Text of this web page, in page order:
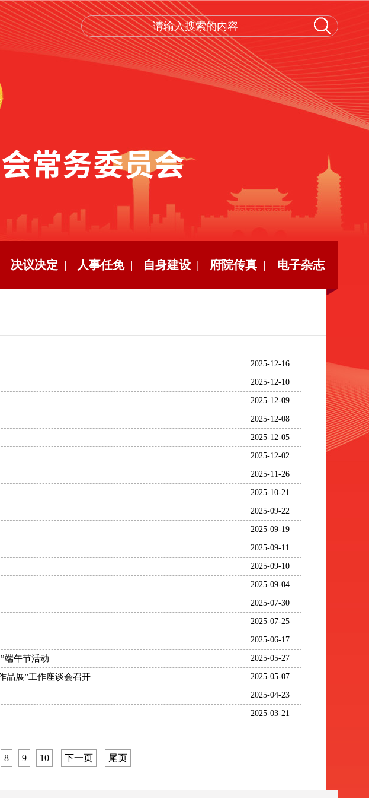
决议决定 | 人事任免 | 自身建设 | 府院传真 | 电子杂志
2025-12-16
2025-12-10
2025-12-09
2025-12-08
2025-12-05
2025-12-02
2025-11-26
2025-10-21
2025-09-22
2025-09-19
2025-09-11
2025-09-10
2025-09-04
2025-07-30
2025-07-25
2025-06-17
2025-05-27
端午节活动
2025-05-07
品展”工作座谈会召开
2025-04-23
2025-03-21
8 9 10 下一页 尾页